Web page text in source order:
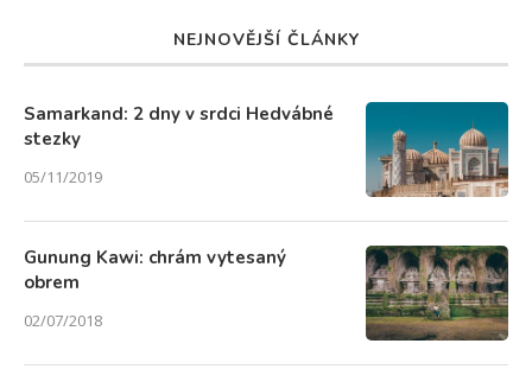
NEJNOVĚJŠÍ ČLÁNKY
Samarkand: 2 dny v srdci Hedvábné
stezky
05/11/2019
Gunung Kawi: chrám vytesaný
obrem
02/07/2018